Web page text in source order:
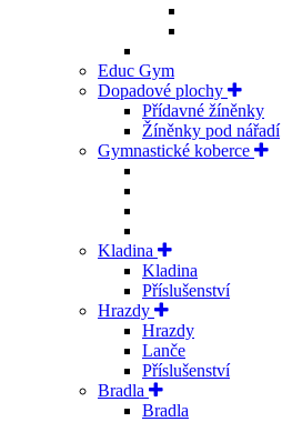
Educ Gym
Dopadové plochy
Přídavné žíněnky
Žíněnky pod nářadí
Gymnastické koberce
Kladina
Kladina
Příslušenství
Hrazdy
Hrazdy
Lanče
Příslušenství
Bradla
Bradla